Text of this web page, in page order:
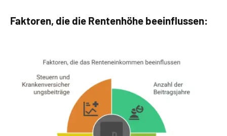
Faktoren, die die Rentenhöhe beeinflussen: